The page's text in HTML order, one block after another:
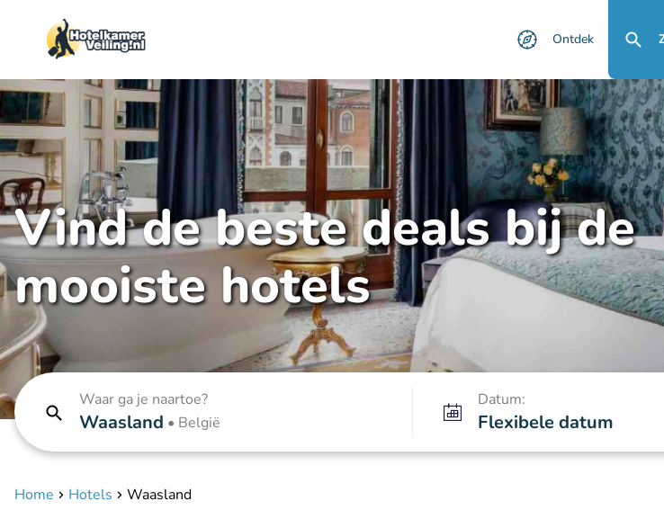
Ontdek
Vind de beste deals bij de
mooiste hotels
Waar ga je naartoe?
Waasland • België
Datum:
Flexibele datum
Home Hotels Waasland